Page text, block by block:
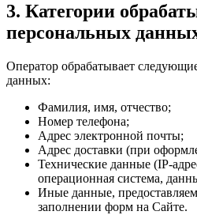
3. Категории
персональных
Оператор обрабатывает
данных:
Фамилия, имя, отчество;
Номер телефона;
Адрес электронной почты;
Адрес доставки (при
Технические данные (IP-
операционная система,
Иные данные,
заполнении форм на Сайте.